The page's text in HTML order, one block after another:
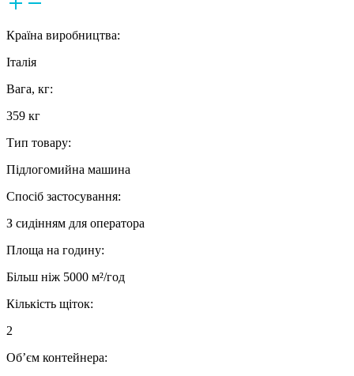
Країна виробництва:
Італія
Вага, кг:
359 кг
Тип товару:
Підлогомийна машина
Спосіб застосування:
З сидінням для оператора
Площа на годину:
Більш ніж 5000 м²/год
Кількість щіток:
2
Об’єм контейнера: